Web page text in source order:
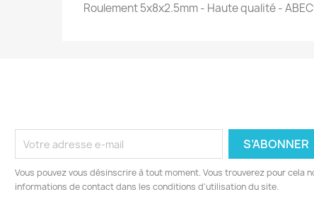
Roulement 5x8x2.5mm - Haute qualité -
Vous pouvez vous désinscrire à tout moment. Vous trouverez pour cela
informations de contact dans les conditions d'utilisation du site.